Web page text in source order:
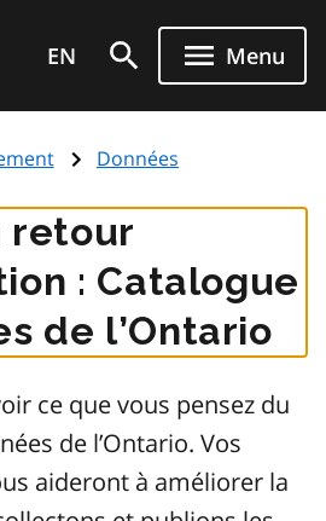
EN Menu
Données
retour
: Catalogue
de l’Ontario
ce que vous pensez du
de l’Ontario. Vos
aideront à améliorer la